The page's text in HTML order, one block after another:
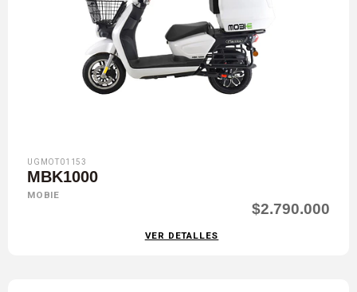
UGMOT01153
MBK1000
MOBIE
$2.790.000
VER DETALLES